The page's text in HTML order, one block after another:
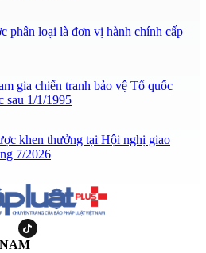
phân loại là đơn vị hành chính cấp
gia chiến tranh bảo vệ Tổ quốc
sau 1/1/1995
khen thưởng tại Hội nghị giao
7/2026